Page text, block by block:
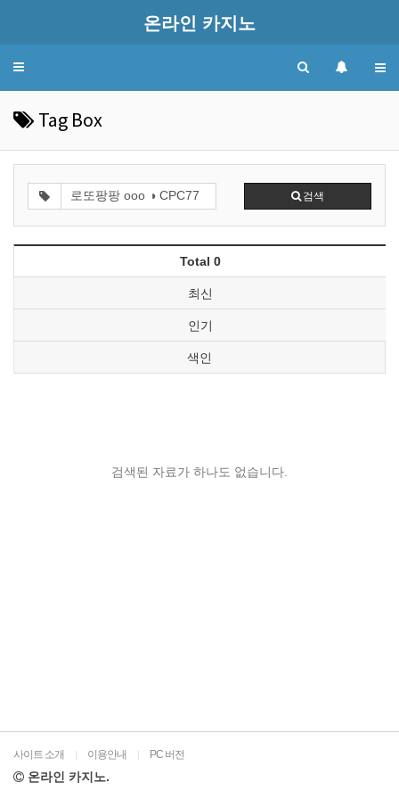
온라인 카지노
Toggle
Tag Box
검색
Total 0
최신
인기
색인
검색된 자료가 하나도 없습니다.
사이트 소개 | 이용안내 | PC 버전
온라인 카지노.